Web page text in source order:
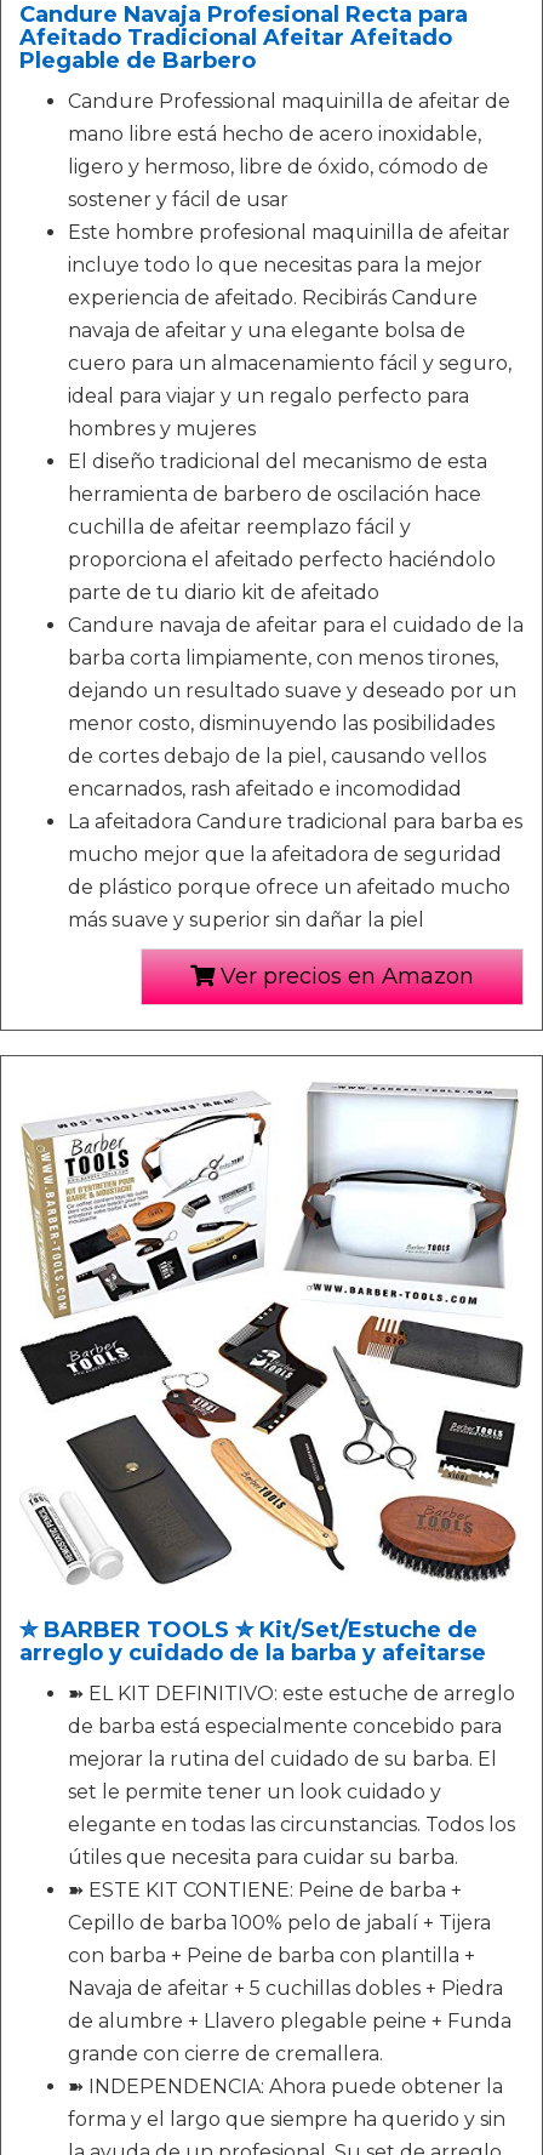
Candure Navaja Profesional Recta para
Afeitado Tradicional Afeitar Afeitado
Plegable de Barbero
Candure Professional maquinilla de afeitar de
mano libre está hecho de acero inoxidable,
ligero y hermoso, libre de óxido, cómodo de
sostener y fácil de usar
Este hombre profesional maquinilla de afeitar
incluye todo lo que necesitas para la mejor
experiencia de afeitado. Recibirás Candure
navaja de afeitar y una elegante bolsa de
cuero para un almacenamiento fácil y seguro,
ideal para viajar y un regalo perfecto para
hombres y mujeres
El diseño tradicional del mecanismo de esta
herramienta de barbero de oscilación hace
cuchilla de afeitar reemplazo fácil y
proporciona el afeitado perfecto haciéndolo
parte de tu diario kit de afeitado
Candure navaja de afeitar para el cuidado de la
barba corta limpiamente, con menos tirones,
dejando un resultado suave y deseado por un
menor costo, disminuyendo las posibilidades
de cortes debajo de la piel, causando vellos
encarnados, rash afeitado e incomodidad
La afeitadora Candure tradicional para barba es
mucho mejor que la afeitadora de seguridad
de plástico porque ofrece un afeitado mucho
más suave y superior sin dañar la piel
Ver precios en Amazon
✮ BARBER TOOLS ✮ Kit/Set/Estuche de
arreglo y cuidado de la barba y afeitarse
➽ EL KIT DEFINITIVO: este estuche de arreglo
de barba está especialmente concebido para
mejorar la rutina del cuidado de su barba. El
set le permite tener un look cuidado y
elegante en todas las circunstancias. Todos los
útiles que necesita para cuidar su barba.
➽ ESTE KIT CONTIENE: Peine de barba +
Cepillo de barba 100% pelo de jabalí + Tijera
con barba + Peine de barba con plantilla +
Navaja de afeitar + 5 cuchillas dobles + Piedra
de alumbre + Llavero plegable peine + Funda
grande con cierre de cremallera.
➽ INDEPENDENCIA: Ahora puede obtener la
forma y el largo que siempre ha querido y sin